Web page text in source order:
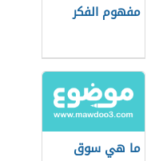
مفهوم الفكر
ما هي سوق